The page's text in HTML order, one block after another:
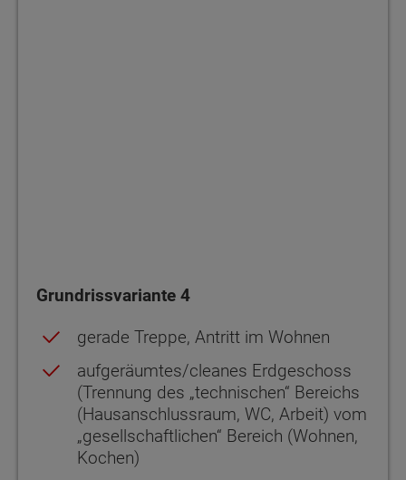
Grundrissvariante 4
gerade Treppe, Antritt im Wohnen
aufgeräumtes/cleanes Erdgeschoss
(Trennung des „technischen“ Bereichs
(Hausanschlussraum, WC, Arbeit) vom
„gesellschaftlichen“ Bereich (Wohnen,
Kochen)